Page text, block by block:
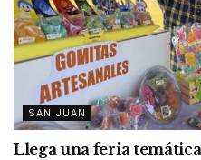
SAN JUAN
Llega una feria